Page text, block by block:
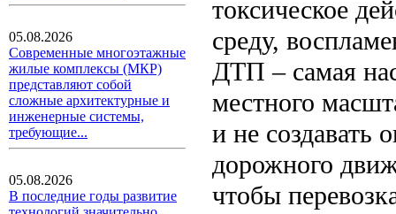
05.08.2026
Современные многоэтажные
жилые комплексы (МКР)
представляют собой
сложные архитектурные и
инженерные системы,
требующие...
05.08.2026
В последние годы развитие
токсическое
среду,
ДТП – самая
местного
и не создавать
дорожного
чтобы